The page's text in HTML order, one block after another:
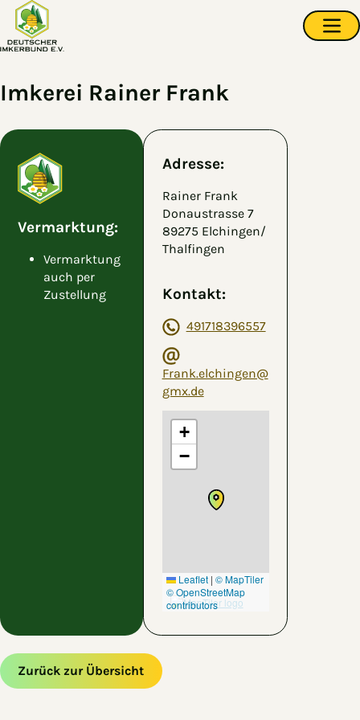
Zum Hauptinhalt springen
Imkerei Rainer Frank
Vermarktung:
Vermarktung
auch per
Zustellung
Adresse:
Rainer Frank
Donaustrasse 7
89275 Elchingen/
Thalfingen
Kontakt:
491718396557
Frank.elchingen@
gmx.de
+
−
Leaflet | © MapTiler
© OpenStreetMap
contributors
Zurück zur Übersicht